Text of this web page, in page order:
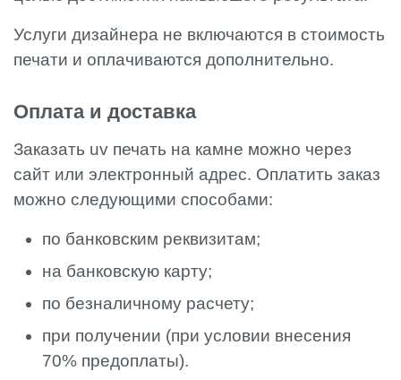
Услуги дизайнера не включаются в стоимость
печати и оплачиваются дополнительно.
Оплата и доставка
Заказать uv печать на камне можно через
сайт или электронный адрес. Оплатить заказ
можно следующими способами:
по банковским реквизитам;
на банковскую карту;
по безналичному расчету;
при получении (при условии внесения
70% предоплаты).